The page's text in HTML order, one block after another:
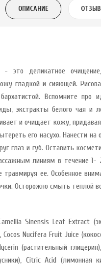
ОПИСАНИЕ
- это деликатное
гладкой и сияющей.
Вспомните про
экстракты белого чая
и очищает кожу,
его насухо. Нанести на
глаз и губ. Оставить
линиям в течение 1-
травмируя ее. Особенное
Осторожно смыть теплой
Sinensis Leaf Extract
Cocos Nucifera Fruit Juice
(растительный
Citric Acid (лимонная